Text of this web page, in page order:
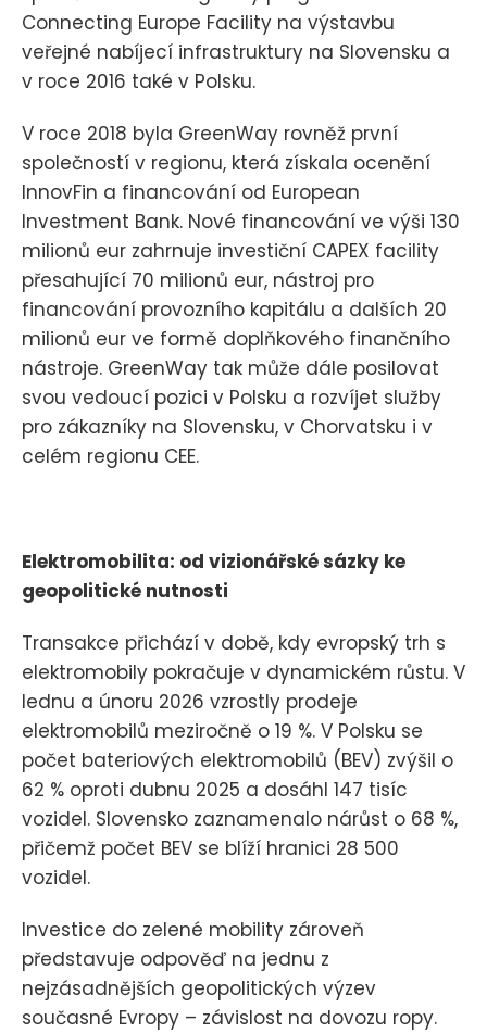
Connecting Europe Facility na výstavbu
veřejné nabíjecí infrastruktury na Slovensku a
v roce 2016 také v Polsku.
V roce 2018 byla GreenWay rovněž první
společností v regionu, která získala ocenění
InnovFin a financování od European
Investment Bank. Nové financování ve výši 130
milionů eur zahrnuje investiční CAPEX facility
přesahující 70 milionů eur, nástroj pro
financování provozního kapitálu a dalších 20
milionů eur ve formě doplňkového finančního
nástroje. GreenWay tak může dále posilovat
svou vedoucí pozici v Polsku a rozvíjet služby
pro zákazníky na Slovensku, v Chorvatsku i v
celém regionu CEE.
Elektromobilita: od vizionářské sázky ke
geopolitické nutnosti
Transakce přichází v době, kdy evropský trh s
elektromobily pokračuje v dynamickém růstu. V
lednu a únoru 2026 vzrostly prodeje
elektromobilů meziročně o 19 %. V Polsku se
počet bateriových elektromobilů (BEV) zvýšil o
62 % oproti dubnu 2025 a dosáhl 147 tisíc
vozidel. Slovensko zaznamenalo nárůst o 68 %,
přičemž počet BEV se blíží hranici 28 500
vozidel.
Investice do zelené mobility zároveň
představuje odpověď na jednu z
nejzásadnějších geopolitických výzev
současné Evropy – závislost na dovozu ropy.